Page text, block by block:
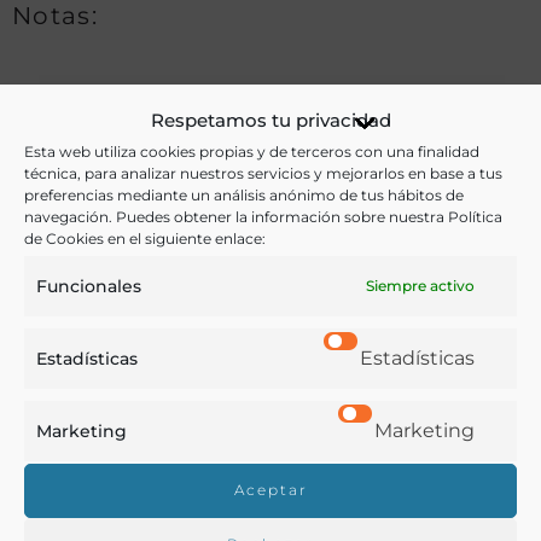
Respetamos tu privacidad
Esta web utiliza cookies propias y de terceros con una finalidad
técnica, para analizar nuestros servicios y mejorarlos en base a tus
preferencias mediante un análisis anónimo de tus hábitos de
navegación. Puedes obtener la información sobre nuestra Política
de Cookies en el siguiente enlace:
Funcionales Siempre activo
Estadísticas Estadísticas
Marketing Marketing
Aceptar
Notas:
Ver más libros de estas materias:
Agricultura ,Alimentos, Economía y Comercio
Industria y Tecnología,Química
Ver más libros con las palabras clave:
Buscar en la biblioteca